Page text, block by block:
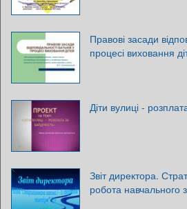
Правові засади
процесі виховання
Діти вулиці -
Звіт директора.
робота навчального